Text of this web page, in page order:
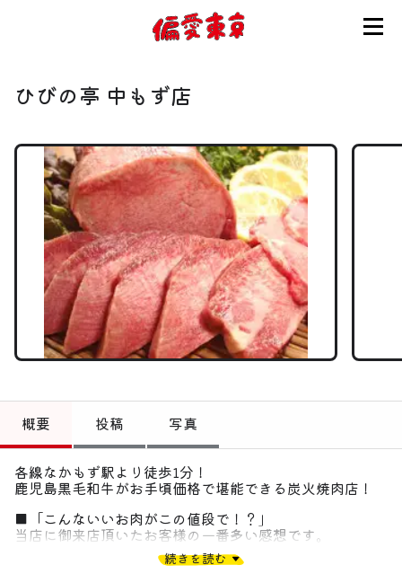
使い方
ログイン
会員登録
お知らせ
トップ
偏愛コミュニティ
投稿
偏愛記事
ひびの亭 中もず店
概要 投稿 写真
各線なかもず駅より徒歩1分！
鹿児島黒毛和牛がお手頃価格で堪能できる炭火焼肉店！
■「こんないいお肉がこの値段で！？」
当店に御来店頂いたお客様の一番多い感想です。
オーナーの旧友が肉卸業だから、いいものをお安くご提
続きを読む